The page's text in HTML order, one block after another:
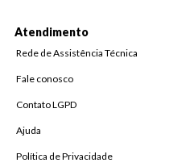
Atendimento
Rede de Assistência Técnica
Fale conosco
Contato LGPD
Ajuda
Política de Privacidade